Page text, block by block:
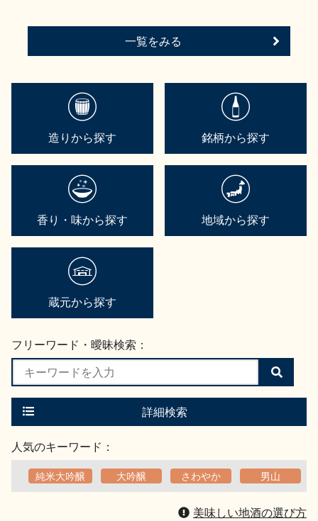
一覧をみる
造りから探す 銘柄から探す
香り・味から探す 地域から探す
蔵元から探す
フリーワード・曖昧検索：
検
索
す
詳細検索
人気のキーワード：
純米大吟醸 大吟醸 さわやか 男山
美味しい地酒の選び方